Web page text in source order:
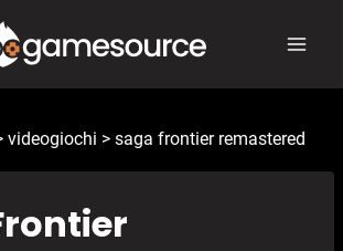
videogiochi > saga frontier remastered